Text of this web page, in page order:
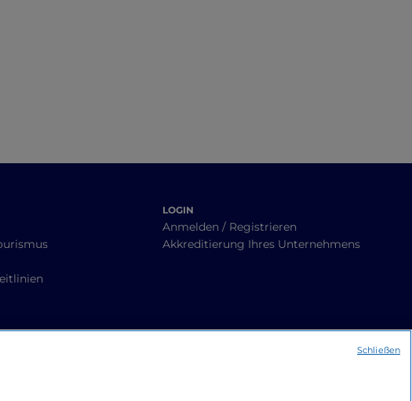
LOGIN
Anmelden / Registrieren
Akkreditierung Ihres Unternehmens
Schließen